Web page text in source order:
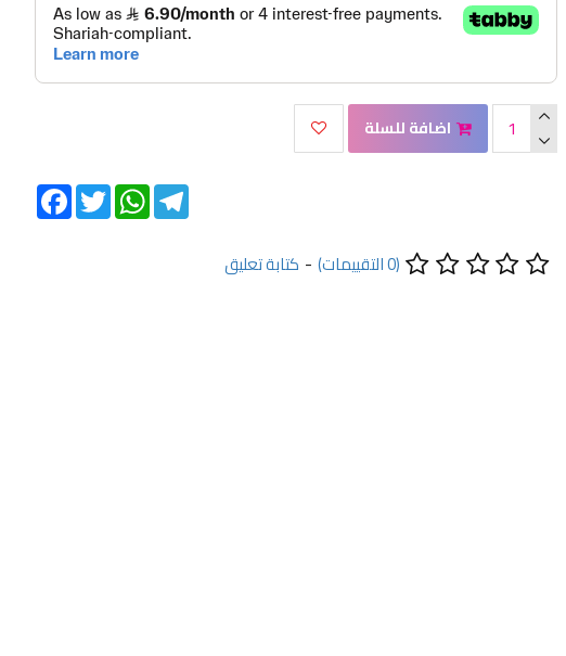
(0 التقييمات) - كتابة تعليق
اضافة للسلة
FacebookTwitter
WhatsAppTelegram